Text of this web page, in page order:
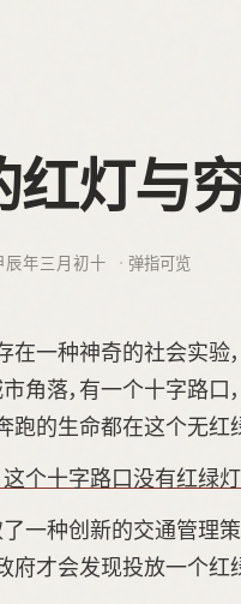
红灯与
辰年三月初十 弹指可览
在一种神奇的社会实验，
角落，有一个十字路口
跑的生命都在这个无红
这个十字路口没有红绿灯
一种创新的交通管理
府才会发现投放一个红